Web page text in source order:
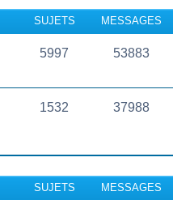
SUJETS MESSAGES
5997 53883
1532 37988
SUJETS MESSAGES